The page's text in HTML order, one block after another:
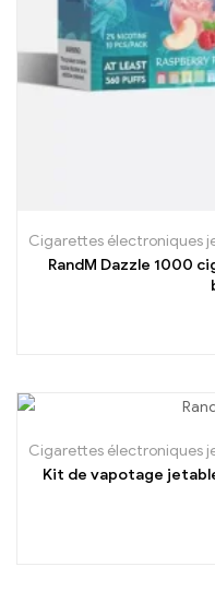
Cigarettes électroniques
RandM Dazzle 1000
Cigarettes électroniques
Kit de vapotage